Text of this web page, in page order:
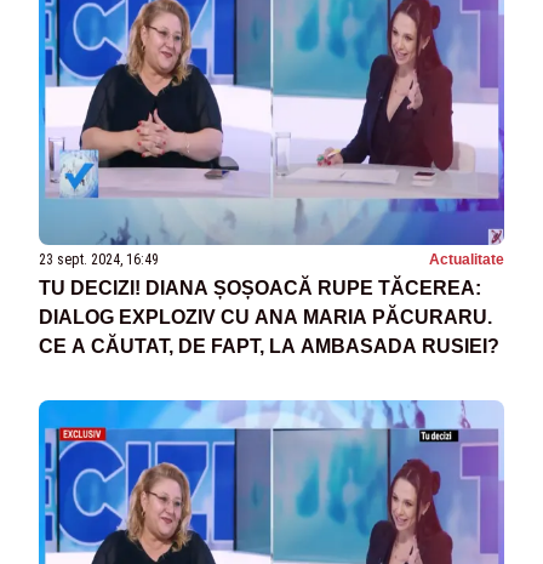
23 sept. 2024, 16:49 Actualitate
TU DECIZI! DIANA ȘOȘOACĂ RUPE TĂCEREA:
DIALOG EXPLOZIV CU ANA MARIA PĂCURARU.
CE A CĂUTAT, DE FAPT, LA AMBASADA RUSIEI?